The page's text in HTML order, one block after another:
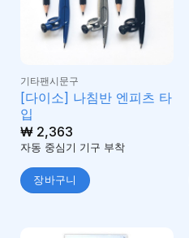
기타팬시문구
[다이소] 나침반 엔피츠 타
입
₩2,363
자동 중심기 기구 부착
장바구니